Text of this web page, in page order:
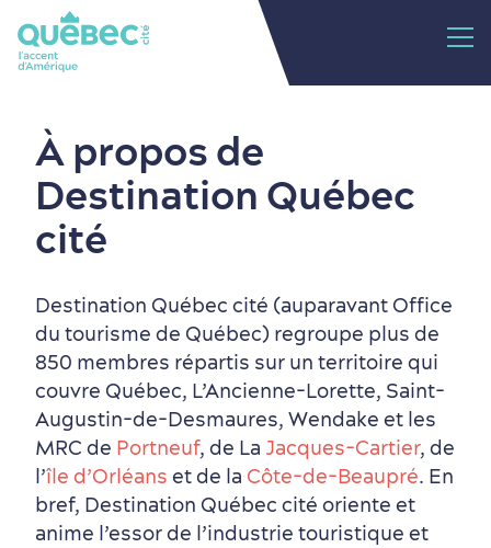
Vieux-Québec
Incontournables
7 expériences gourmandes
Où dormir?
Forfaits et rabais
À propos de
Destination Québec
cité
Destination Québec cité (auparavant Office
du tourisme de Québec) regroupe plus de
850 membres répartis sur un territoire qui
couvre Québec, L’Ancienne-Lorette, Saint-
Augustin-de-Desmaures, Wendake et les
MRC de Portneuf, de La Jacques-Cartier, de
l’île d’Orléans et de la Côte-de-Beaupré. En
bref, Destination Québec cité oriente et
anime l’essor de l’industrie touristique et